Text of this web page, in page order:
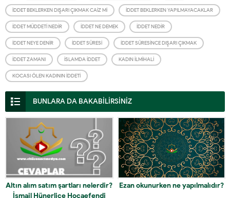
İDDET BEKLERKEN DIŞARI ÇIKMAK CAIZ MI İDDET BEKLERKEN YAPILMAYACAKLAR
İDDET MÜDDETI NEDIR İDDET NE DEMEK İDDET NEDIR
İDDET NEYE DENIR İDDET SÜRESI İDDET SÜRESINCE DIŞARI ÇIKMAK
İDDET ZAMANI İSLAMDA IDDET KADIN İLMIHALI
KOCASI ÖLEN KADININ IDDETI
BUNLARA DA BAKABİLİRSİNİZ
Altın alım satım şartları nelerdir?
İsmail Hünerlice Hocaefendi
Ezan okunurken ne yapılmalıdır?